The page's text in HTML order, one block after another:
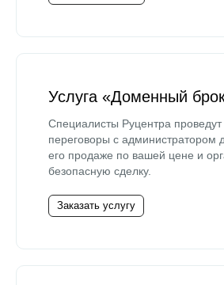
Услуга «Доменный
Специалисты Руцентра проведут
переговоры с администратором
его продаже по вашей цене и
безопасную сделку.
Заказать услугу